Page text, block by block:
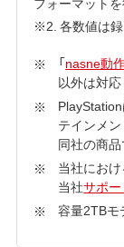
※2. 各数値は録
「nasne動
以外は対応
テインメン
同社の商品
当社にお
当社サポ
容量2TBモ